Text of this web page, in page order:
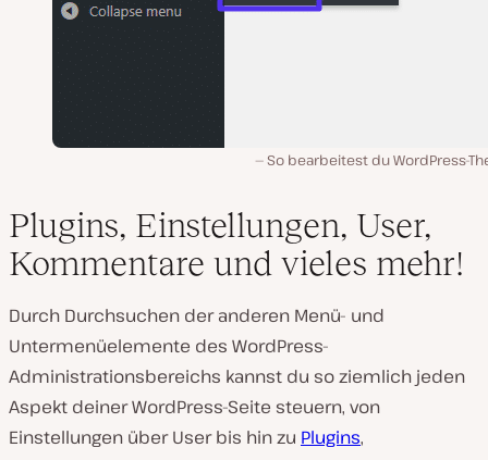
So bearbeitest du WordPress-
Plugins, Einstellungen, User,
Kommentare und vieles mehr!
Durch Durchsuchen der anderen Menü- und
Untermenüelemente des WordPress-
Administrationsbereichs kannst du so ziemlich jeden
Aspekt deiner WordPress-Seite steuern, von
Einstellungen über User bis hin zu Plugins,